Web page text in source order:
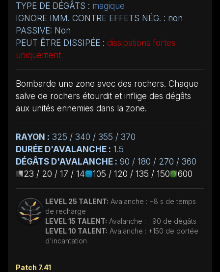
TYPE DE DÉGÂTS : magique
IGNORE IMM. CONTRE EFFETS NÉG. : non
PASSIVE: Non
PEUT ÊTRE DISSIPÉE : dissipations fortes
uniquement
Bombarde une zone avec des rochers. Chaque
salve de rochers étourdit et inflige des dégâts
aux unités ennemies dans la zone.
RAYON : 325 / 340 / 355 / 370
DURÉE D'AVALANCHE : 1.5
DÉGÂTS D'AVALANCHE : 90 / 180 / 270 / 360
23 / 20 / 17 / 14
105 / 120 / 135 / 150 600
LEVEL 25 TALENT: Avalanche : −8 s de temps
de recharge
LEVEL 15 TALENT: Avalanche : +90 de dégâts
LEVEL 10 TALENT: Avalanche : +150 de portée
d'incantation
Patch 7.41